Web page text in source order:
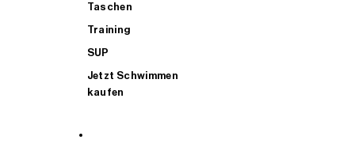
Taschen
Training
SUP
Jetzt Schwimmen
kaufen